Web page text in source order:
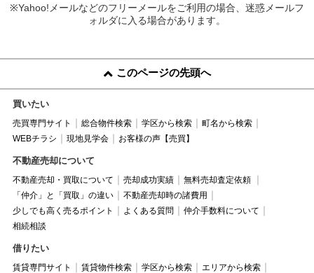
※Yahoo!メールなどのフリーメールをご利用の場合、迷惑メールフ
ォルダに入る場合があります。
このページの先頭へ
買いたい
売買専門サイト 総合物件検索 学区から検索
町名から検索
WEBチラシ
現地見学会 お客様の声【売買】
不動産売却について
不動産売却・買取について 売却成功実績
無料売却査定依頼
「仲介」と「買取」の違い
不動産売却時の諸費用
少しでも高く売るポイント
よくある質問
仲介手数料について
相続相談
借りたい
賃貸専門サイト 賃貸物件検索 学区から検索
エリアから検索